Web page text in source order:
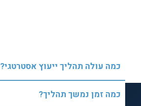
כמה עולה תהליך ייעוץ אסטרטגי?
כמה זמן נמשך תהליך?